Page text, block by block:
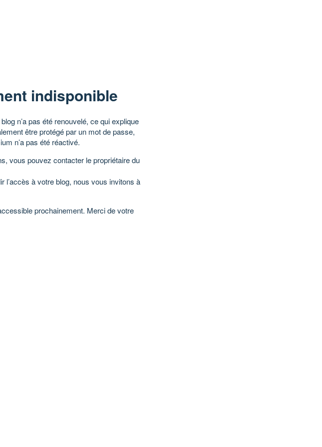
indisponible
n’a pas été renouvelé, ce qui explique
être protégé par un mot de passe,
n’a pas été réactivé.
vous pouvez contacter le propriétaire du
l’accès à votre blog, nous vous invitons à
prochainement. Merci de votre